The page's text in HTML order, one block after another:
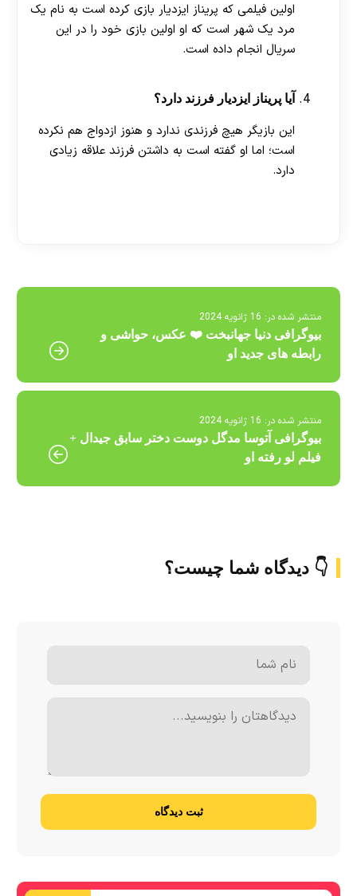
اولین فیلمی که پریناز ایزدیار بازی کرده است به نام یک
مرد یک شهر است که او اولین بازی خود را در این
سریال انجام داده است.
آیا پریناز ایزدیار فرزند دارد؟
این بازیگر هیچ فرزندی ندارد و هنوز ازدواج هم نکرده
است؛ اما او گفته است به داشتن فرزند علاقه زیادی
دارد.
منتشر شده در: 16 ژانویه 2024
بیوگرافی دنیا جهانبخت ❤️ عکس، حواشی و
رابطه های جدید او
منتشر شده در: 16 ژانویه 2024
بیوگرافی آتوسا مدگل دوست دختر سابق جیدال +
فیلم لو رفته او
👇 دیدگاه شما چیست؟
ثبت دیدگاه